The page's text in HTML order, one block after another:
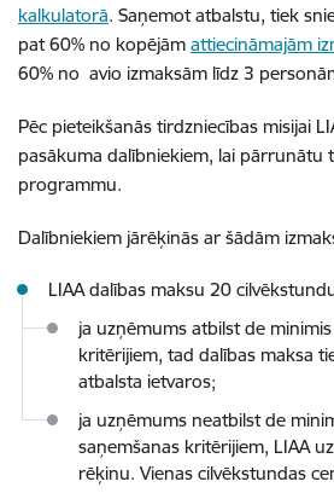
kalkulatorā. Saņemot atbalstu, tiek
pat 60% no kopējām attiecināmajām
60% no avio izmaksām līdz 3
Pēc pieteikšanās tirdzniecības misijai
pasākuma dalībniekiem, lai pārrunātu
programmu.
Dalībniekiem jārēķinās ar šādām
LIAA dalības maksu 20
ja uzņēmums atbilst de
kritērijiem, tad dalības maksa
atbalsta ietvaros;
ja uzņēmums neatbilst de
saņemšanas kritērijiem, LIAA
rēķinu. Vienas cilvēkstundas